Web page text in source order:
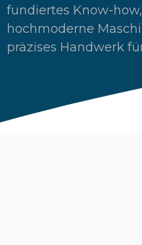
fundiertes Know-how,
hochmoderne
präzises Handwerk